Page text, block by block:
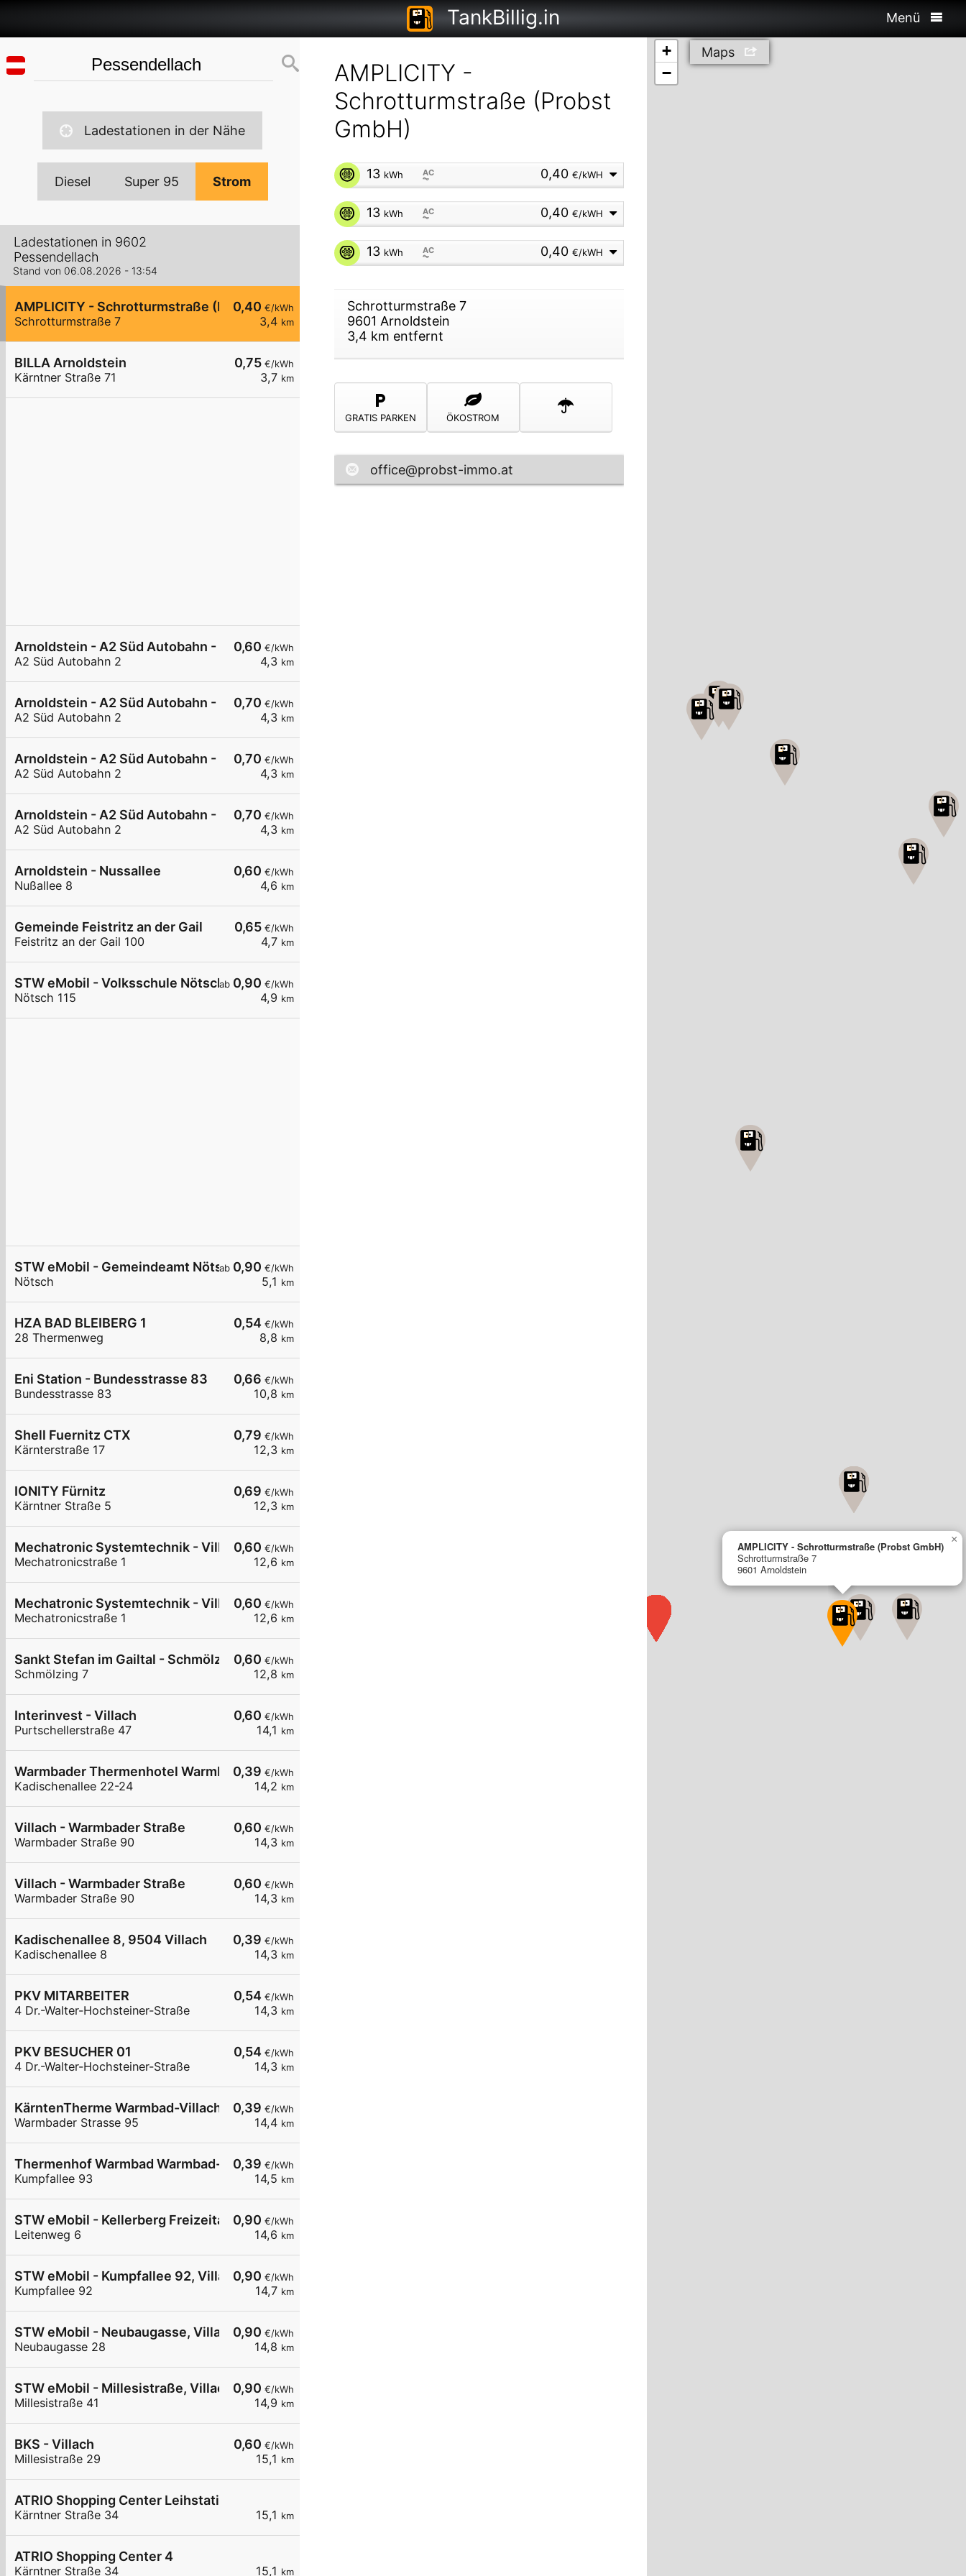
TankBillig.in Menü
Ladestationen in der Nähe
Diesel Super 95 Strom
Ladestationen in 9602
Pessendellach
Stand von 06.08.2026 - 13:54
0,40 €/kWh
3,4 km
AMPLICITY - Schrotturmstraße (Probst GmbH)
Schrotturmstraße 7
0,75€/kWh
3,7 km
BILLA Arnoldstein
Kärntner Straße 71
0,60 €/kWh
4,3 km
Arnoldstein - A2 Süd Autobahn - Dreiländereck Nord
A2 Süd Autobahn 2
0,70 €/kWh
4,3 km
Arnoldstein - A2 Süd Autobahn - Dreiländereck Nord
A2 Süd Autobahn 2
0,70 €/kWh
4,3 km
Arnoldstein - A2 Süd Autobahn - Dreiländereck Nord
A2 Süd Autobahn 2
0,70 €/kWh
4,3 km
Arnoldstein - A2 Süd Autobahn - Dreiländereck Nord
A2 Süd Autobahn 2
0,60 €/kWh
4,6 km
Arnoldstein - Nussallee
Nußallee 8
0,65€/kWh
4,7 km
Gemeinde Feistritz an der Gail
Feistritz an der Gail 100
ab 0,90 €/kWh
4,9 km
STW eMobil - Volksschule Nötsch
Nötsch 115
ab 0,90 €/kWh
5,1 km
STW eMobil - Gemeindeamt Nötsch
Nötsch
0,54€/kWh
8,8 km
HZA BAD BLEIBERG 1
28 Thermenweg
0,66 €/kWh
10,8 km
Eni Station - Bundesstrasse 83
Bundesstrasse 83
0,79 €/kWh
12,3 km
Shell Fuernitz CTX
Kärnterstraße 17
0,69 €/kWh
12,3 km
IONITY Fürnitz
Kärntner Straße 5
0,60 €/kWh
12,6 km
Mechatronic Systemtechnik - Villach
Mechatronicstraße 1
0,60 €/kWh
12,6 km
Mechatronic Systemtechnik - Villach
Mechatronicstraße 1
0,60 €/kWh
12,8 km
Sankt Stefan im Gailtal - Schmölzing - Gemeinde
Schmölzing 7
0,60 €/kWh
14,1 km
Interinvest - Villach
Purtschellerstraße 47
0,39 €/kWh
14,2 km
Warmbader Thermenhotel Warmbad-Villach
Kadischenallee 22-24
0,60 €/kWh
14,3 km
Villach - Warmbader Straße
Warmbader Straße 90
0,60 €/kWh
14,3 km
Villach - Warmbader Straße
Warmbader Straße 90
0,39 €/kWh
14,3 km
Kadischenallee 8, 9504 Villach
Kadischenallee 8
0,54€/kWh
14,3 km
PKV MITARBEITER
4 Dr.-Walter-Hochsteiner-Straße
0,54€/kWh
14,3 km
PKV BESUCHER 01
4 Dr.-Walter-Hochsteiner-Straße
0,39 €/kWh
14,4 km
KärntenTherme Warmbad-Villach
Warmbader Strasse 95
0,39 €/kWh
14,5 km
Thermenhof Warmbad Warmbad-Villach
Kumpfallee 93
0,90 €/kWh
14,6 km
STW eMobil - Kellerberg Freizeitanlage
Leitenweg 6
0,90 €/kWh
14,7 km
STW eMobil - Kumpfallee 92, Villach
Kumpfallee 92
0,90 €/kWh
14,8 km
STW eMobil - Neubaugasse, Villach
Neubaugasse 28
0,90 €/kWh
14,9 km
STW eMobil - Millesistraße, Villach
Millesistraße 41
0,60 €/kWh
15,1 km
BKS - Villach
Millesistraße 29
15,1 km
ATRIO Shopping Center Leihstation 2
Kärntner Straße 34
15,1 km
ATRIO Shopping Center 4
Kärntner Straße 34
AMPLICITY -
Schrotturmstraße (Probst
GmbH)
13 kWh AC
⏦ 0,40 €/kWH
13 kWh AC
⏦ 0,40 €/kWH
13 kWh AC
⏦ 0,40 €/kWH
Schrotturmstraße 7
9601 Arnoldstein
3,4 km entfernt
GRATIS PARKEN ÖKOSTROM
office@probst-immo.at
AMPLICITY - Schrotturmstraße (Probst GmbH)
Schrotturmstraße 7
9601 Arnoldstein
×
+
−
Maps